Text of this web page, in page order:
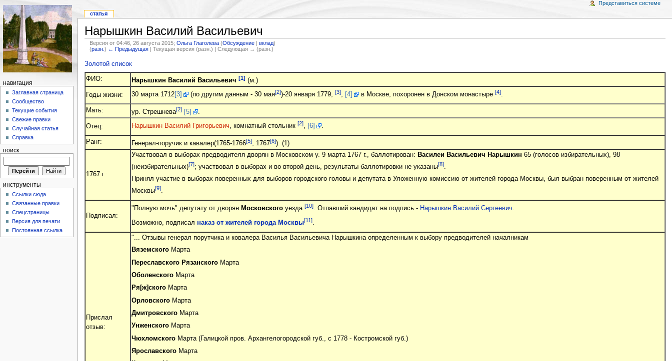
Нарышкин Василий Васильевич
Версия от 04:46, 26 августа 2015;Ольга Глаголева (Обсуждение |вклад)
(разн.) ← Предыдущая | Текущая версия (разн.) | Следующая → (разн.)
Золотой список
ФИО: Нарышкин Василий Васильевич [1] (м.)
Годы жизни: 30 марта 1712[3] (по другим данным - 30 мая[2])-20 января 1779, [3], [4] в Москве, похоронен в Донском монастыре [4].
Мать: ур. Стрешнева[2] [5] .
Отец: Нарышкин Василий Григорьевич, комнатный стольник [2], [6] .
Ранг: Генерал-поручик и кавалер(1765-1766[5], 1767[6]). (1)
1767 г.:
Участвовал в выборах предводителя дворян в Московском у. 9 марта 1767 г., баллотирован: Василеи Васильевич Нарышкин 65 (голосов избирательных), 98
(неизбирательных)[7]; участвовал в выборах и во второй день, результаты баллотировки не указаны[8].
Принял участие в выборах поверенных для выборов городского головы и депутата в Уложенную комиссию от жителей города Москвы, был выбран поверенным от жителей
Москвы[9].
Подписал:
"Полную мочь" депутату от дворян Московскогоуезда [10]. Отпавший кандидат на подпись - Нарышкин Василий Сергеевич.
Возможно, подписал наказ от жителей города Москвы[11].
Прислал
отзыв:
"... Отзывы генерал порутчика и ковалера Василья Васильевича Нарышкина определенным к выбору предводителей началникам
ВяземскогоМарта
Переславского РязанскогоМарта
ОболенскогоМарта
Ря[ж]скогоМарта
ОрловскогоМарта
ДмитровскогоМарта
УнженскогоМарта
ЧюхломскогоМарта (Галицкой пров. Архангелогородской губ., с 1778 - Костромской губ.)
ЯрославскогоМарта
статья
Представиться системе
навигация
Заглавная страница
Сообщество
Текущие события
Свежие правки
Случайная статья
Справка
поиск
инструменты
Ссылки сюда
Связанные правки
Спецстраницы
Версия для печати
Постоянная ссылка